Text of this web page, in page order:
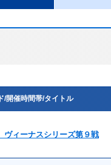
/開催時間帯/タイトル
ィーナスシリーズ第９戦